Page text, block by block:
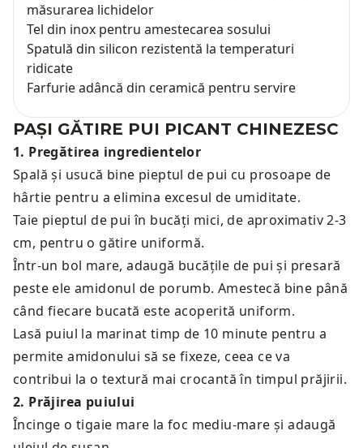
măsurarea lichidelor
Tel din inox pentru amestecarea sosului
Spatulă din silicon rezistentă la temperaturi
ridicate
Farfurie adâncă din ceramică pentru servire
PAȘI GĂTIRE PUI PICANT CHINEZESC
1. Pregătirea ingredientelor
Spală și usucă bine pieptul de pui cu prosoape de
hârtie pentru a elimina excesul de umiditate.
Taie pieptul de pui în bucăți mici, de aproximativ 2-3
cm, pentru o gătire uniformă.
Într-un bol mare, adaugă bucățile de pui și presară
peste ele amidonul de porumb. Amestecă bine până
când fiecare bucată este acoperită uniform.
Lasă puiul la marinat timp de 10 minute pentru a
permite amidonului să se fixeze, ceea ce va
contribui la o textură mai crocantă în timpul prăjirii.
2. Prăjirea puiului
Încinge o tigaie mare la foc mediu-mare și adaugă